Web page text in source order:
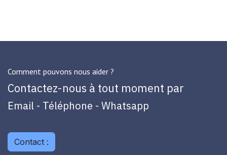
Comment pouvons nous aider ?
Contactez-nous à tout moment par
Email - Téléphone - Whatsapp
Contact :